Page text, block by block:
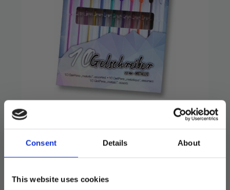
Consent Details About
This website uses cookies
Gel-penner metallic 10
stk
79kr
Flotte gel penner i 10 forskjellig metalic farger